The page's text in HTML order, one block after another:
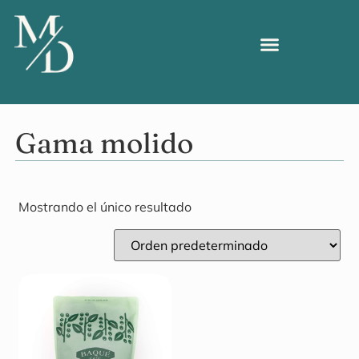
Gama molido
Mostrando el único resultado